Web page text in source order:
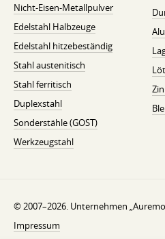
Nicht-Eisen-Metallpulver
Edelstahl Halbzeuge
Edelstahl hitzebeständig
Stahl austenitisch
Stahl ferritisch
Duplexstahl
Sonderstähle (GOST)
Werkzeugstahl
© 2007–2026. Unternehmen
Impressum